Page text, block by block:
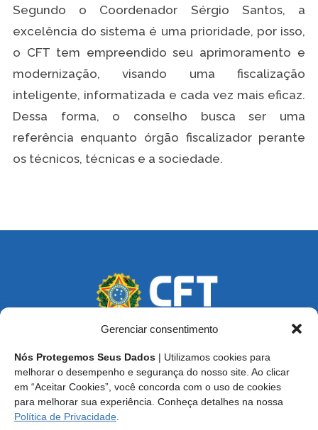
Gerenciar consentimento
Nós Protegemos Seus Dados | Utilizamos cookies para
melhorar o desempenho e segurança do nosso site. Ao clicar
em “Aceitar Cookies”, você concorda com o uso de cookies
para melhorar sua experiência. Conheça detalhes na nossa
Política de Privacidade
Segundo o Coordenador Sérgio Santos, a
excelência do sistema é uma prioridade, por isso,
o CFT tem empreendido seu aprimoramento e
modernização, visando uma fiscalização
inteligente, informatizada e cada vez mais eficaz.
Dessa forma, o conselho busca ser uma
referência enquanto órgão fiscalizador perante
os técnicos, técnicas e a sociedade.
Endereço: SCS, Quadra 02, Bloco D, Ed. Oscar Niemeyer,
9º Andar CEP 70.316-900 - Brasília/DF
Central de Atendimento ao Técnico:0800 016-1515